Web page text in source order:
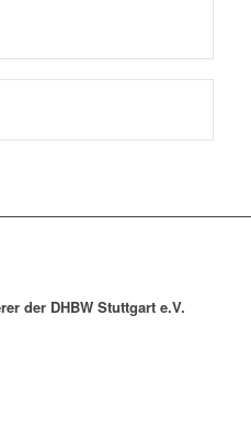
der DHBW Stuttgart e.V.